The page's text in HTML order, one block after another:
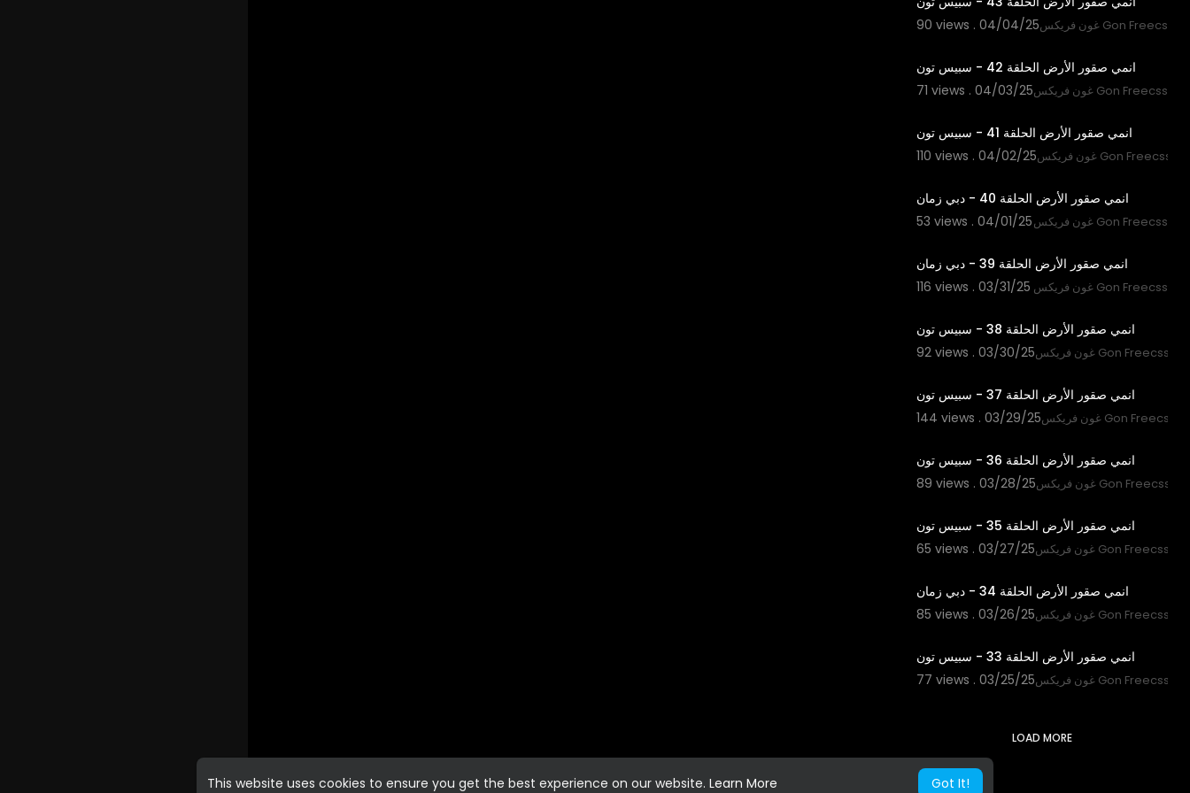
This website uses cookies to ensure you get the best experience on our website. Learn More Got It!
90 views . 04/04/25
غون فريكس Gon Freecss
انمي صقور الأرض الحلقة 42 - سبيس تون
71 views . 04/03/25
غون فريكس Gon Freecss
انمي صقور الأرض الحلقة 41 - سبيس تون
110 views . 04/02/25
غون فريكس Gon Freecss
انمي صقور الأرض الحلقة 40 - دبي زمان
53 views . 04/01/25
غون فريكس Gon Freecss
انمي صقور الأرض الحلقة 39 - دبي زمان
116 views . 03/31/25
غون فريكس Gon Freecss
انمي صقور الأرض الحلقة 38 - سبيس تون
92 views . 03/30/25
غون فريكس Gon Freecss
انمي صقور الأرض الحلقة 37 - سبيس تون
144 views . 03/29/25
غون فريكس Gon Freecss
انمي صقور الأرض الحلقة 36 - سبيس تون
89 views . 03/28/25
غون فريكس Gon Freecss
انمي صقور الأرض الحلقة 35 - سبيس تون
65 views . 03/27/25
غون فريكس Gon Freecss
انمي صقور الأرض الحلقة 34 - دبي زمان
85 views . 03/26/25
غون فريكس Gon Freecss
انمي صقور الأرض الحلقة 33 - سبيس تون
77 views . 03/25/25
غون فريكس Gon Freecss
LOAD MORE